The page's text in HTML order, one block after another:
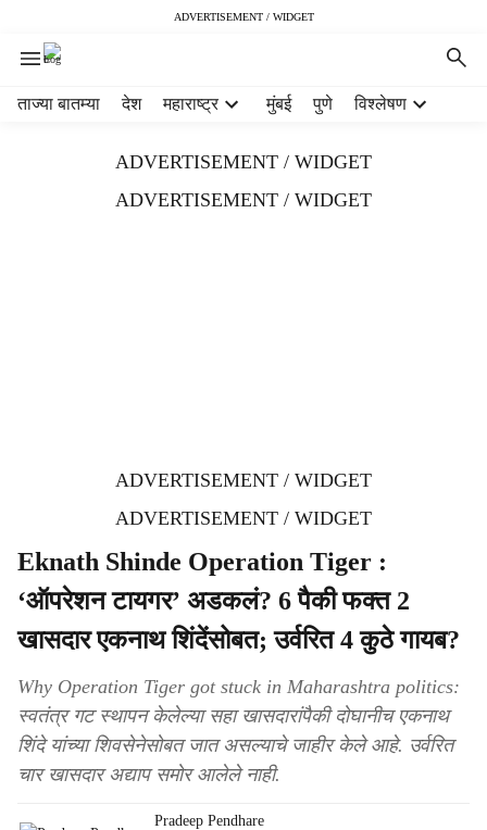
ADVERTISEMENT / WIDGET
ताज्या बातम्या देश महाराष्ट्र मुंबई पुणे विश्लेषण
ADVERTISEMENT / WIDGET
ADVERTISEMENT / WIDGET
ADVERTISEMENT / WIDGET
ADVERTISEMENT / WIDGET
Eknath Shinde Operation Tiger :
‘ऑपरेशन टायगर’ अडकलं? 6 पैकी फक्त 2
खासदार एकनाथ शिंदेंसोबत; उर्वरित 4 कुठे गायब?
Why Operation Tiger got stuck in Maharashtra politics:
स्वतंत्र गट स्थापन केलेल्या सहा खासदारांपैकी दोघानीच एकनाथ
शिंदे यांच्या शिवसेनेसोबत जात असल्याचे जाहीर केले आहे. उर्वरित
चार खासदार अद्याप समोर आलेले नाही.
Pradeep Pendhare